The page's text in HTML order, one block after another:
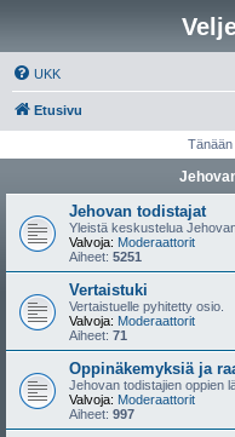
UKK
Etusivu
Tänään
Jehovan todistajat
Yleistä keskustelua
Valvoja: Moderaattorit
Aiheet: 5251
Vertaistuki
Vertaistuelle pyhitetty osio.
Valvoja: Moderaattorit
Aiheet: 71
Oppinäkemyksiä ja
Jehovan todistajien oppien
Valvoja: Moderaattorit
Aiheet: 997